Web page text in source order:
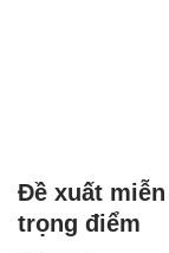
Đề xuất
trọng điểm